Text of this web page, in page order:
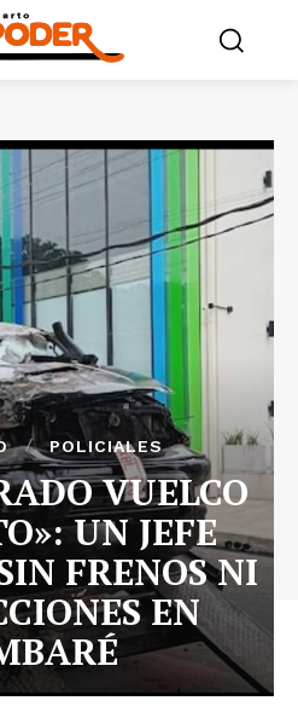
POLICIALES
VUELCO
UN JEFE
FRENOS NI
EN